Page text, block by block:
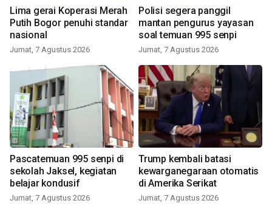
Lima gerai Koperasi Merah
Putih Bogor penuhi standar
nasional
Jumat, 7 Agustus 2026
Polisi segera panggil
mantan pengurus yayasan
soal temuan 995 senpi
Jumat, 7 Agustus 2026
Pascatemuan 995 senpi di
sekolah Jaksel, kegiatan
belajar kondusif
Jumat, 7 Agustus 2026
Trump kembali batasi
kewarganegaraan otomatis
di Amerika Serikat
Jumat, 7 Agustus 2026